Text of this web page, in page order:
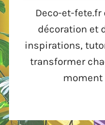
Deco-et-fete.fr
décoration et
inspirations,
transformer
moment